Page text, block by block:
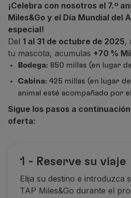
Conozca el Programa
Gane millas
Utilice millas
Socios
Club TAP Miles&Go
Promociones y Ofertas
Centro de ayuda
Preguntas frecuentes
Solicitudes y reclamaciones
Contactos
Equipaje perdido / dañado
Vuelo retrasado / cancelado
¡Celebra con nosotros el 7.º
Miles&Go y el Día Mundial del
especial!
Del 1 al 31 de octubre de 2025,
tu mascota, acumulas +70 %
Bodega: 850 millas (en lugar
Cabina: 425 millas (en lugar
animal esté acompañado por
Sigue los pasos a
oferta:
1 - Reserve su viaje
Elija su destino e introduzca
TAP Miles&Go durante el